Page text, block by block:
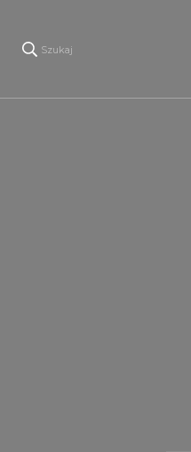
Szukaj